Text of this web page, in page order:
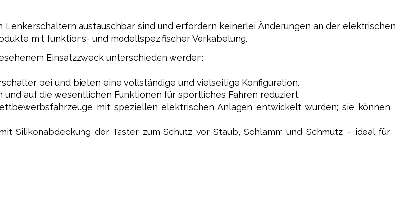
austauschbar sind und erfordern keinerlei Änderungen an der elektrischen
mit funktions- und modellspezifischer Verkabelung.
Einsatzzweck unterschieden werden:
bei und bieten eine vollständige und vielseitige Konfiguration.
auf die wesentlichen Funktionen für sportliches Fahren reduziert.
mit speziellen elektrischen Anlagen entwickelt wurden; sie können
Silikonabdeckung der Taster zum Schutz vor Staub, Schlamm und Schmutz – ideal für